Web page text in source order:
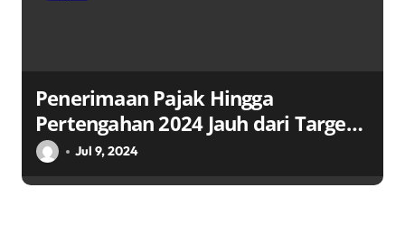
Penerimaan Pajak Hingga
Pertengahan 2024 Jauh dari Target:
Seruan untuk Reformasi dan
Jul 9, 2024